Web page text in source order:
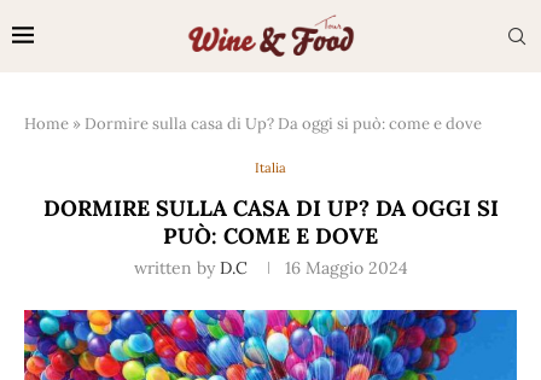
Home » Dormire sulla casa di Up? Da oggi si può: come e dove
Italia
DORMIRE SULLA CASA DI UP? DA OGGI SI
PUÒ: COME E DOVE
written by D.C 16 Maggio 2024